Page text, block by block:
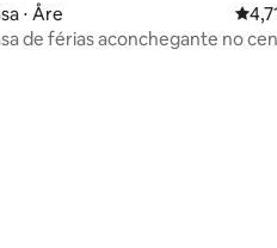
média de 5, 34 avaliações
⋅ Åre 4,71
de férias aconchegante no